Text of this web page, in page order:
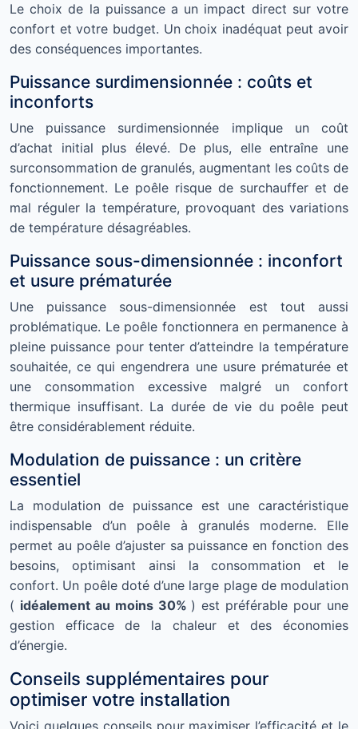
Le choix de la puissance a un impact direct sur votre
confort et votre budget. Un choix inadéquat peut avoir
des conséquences importantes.
Puissance surdimensionnée : coûts et
inconforts
Une puissance surdimensionnée implique un coût
d’achat initial plus élevé. De plus, elle entraîne une
surconsommation de granulés, augmentant les coûts de
fonctionnement. Le poêle risque de surchauffer et de
mal réguler la température, provoquant des variations
de température désagréables.
Puissance sous-dimensionnée : inconfort
et usure prématurée
Une puissance sous-dimensionnée est tout aussi
problématique. Le poêle fonctionnera en permanence à
pleine puissance pour tenter d’atteindre la température
souhaitée, ce qui engendrera une usure prématurée et
une consommation excessive malgré un confort
thermique insuffisant. La durée de vie du poêle peut
être considérablement réduite.
Modulation de puissance : un critère
essentiel
La modulation de puissance est une caractéristique
indispensable d’un poêle à granulés moderne. Elle
permet au poêle d’ajuster sa puissance en fonction des
besoins, optimisant ainsi la consommation et le
confort. Un poêle doté d’une large plage de modulation
( idéalement au moins 30% ) est préférable pour une
gestion efficace de la chaleur et des économies
d’énergie.
Conseils supplémentaires pour
optimiser votre installation
Voici quelques conseils pour maximiser l’efficacité et le